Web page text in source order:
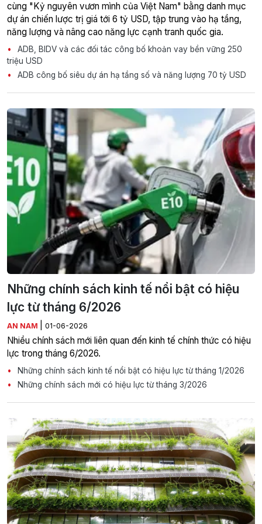
cùng "Kỷ nguyên vươn mình của Việt Nam" bằng danh mục
dự án chiến lược trị giá tới 6 tỷ USD, tập trung vào hạ tầng,
năng lượng và nâng cao năng lực cạnh tranh quốc gia.
ADB, BIDV và các đối tác công bố khoản vay bền vững 250
triệu USD
ADB công bố siêu dự án hạ tầng số và năng lượng 70 tỷ USD
Những chính sách kinh tế nổi bật có hiệu
lực từ tháng 6/2026
AN NAM 01-06-2026
Nhiều chính sách mới liên quan đến kinh tế chính thức có hiệu
lực trong tháng 6/2026.
Những chính sách kinh tế nổi bật có hiệu lực từ tháng 1/2026
Những chính sách mới có hiệu lực từ tháng 3/2026